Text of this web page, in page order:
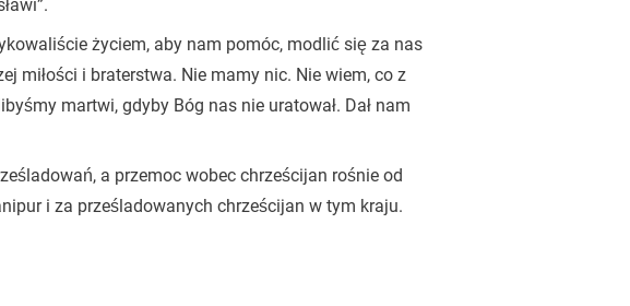
życiem, aby nam pomóc, modlić się za nas
miłości i braterstwa. Nie mamy nic. Nie wiem, co z
martwi, gdyby Bóg nas nie uratował. Dał nam
a przemoc wobec chrześcijan rośnie od
i za prześladowanych chrześcijan w tym kraju.